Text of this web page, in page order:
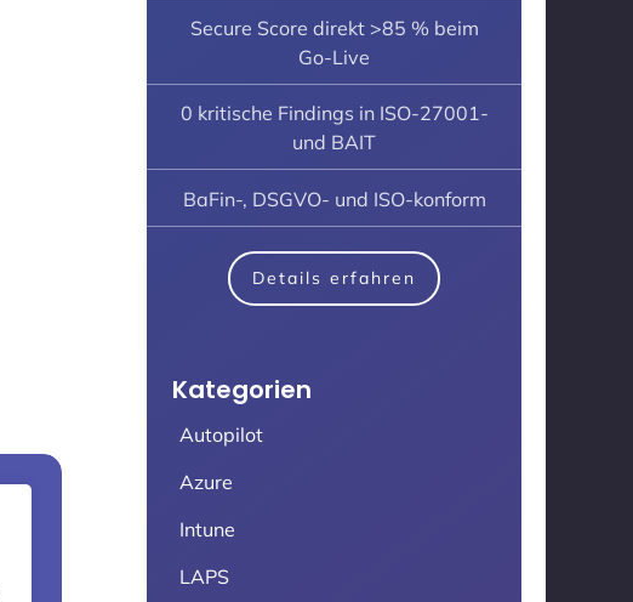
Secure Score direkt >85 % beim
Go-Live
0 kritische Findings in ISO-27001-
und BAIT
BaFin-, DSGVO- und ISO-konform
Details erfahren
Kategorien
Autopilot
Azure
Intune
LAPS